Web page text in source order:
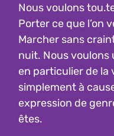
Nous voulons
Porter ce que l’on
Marcher sans
nuit. Nous voulons
en particulier de la
simplement à
expression de
êtes.